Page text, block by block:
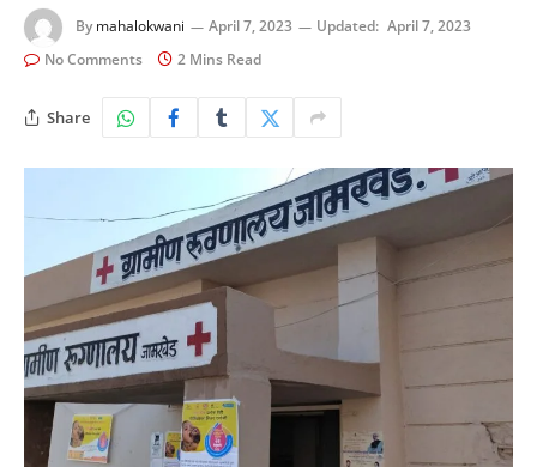
By mahalokwani April 7, 2023 Updated: April 7, 2023
No Comments
2 Mins Read
Share